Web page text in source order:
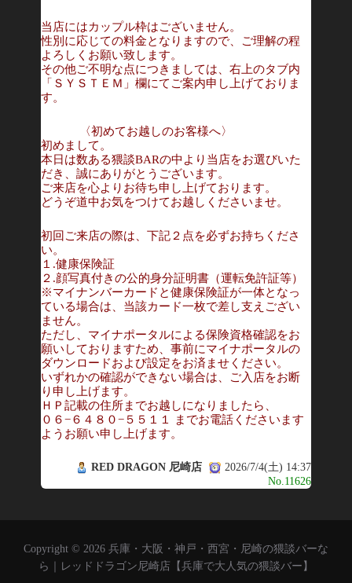
当店にはカップル枠はございません。
性別に応じての料金となりますので、ご理解の程
よろしくお願い致します。
その他ご不明な点につきましては、右上のタブ内
「ＳＹＳＴＥＭ」欄にてご案内申し上げておりま
す。
〈初めてお越しのお客様へ〉
初めまして。
本日は数ある猥談BARの中より当店をお選びいた
だき、誠にありがとうございます。
ご来店を心よりお待ち申し上げております。
どうぞ道中お気をつけてお越しくださいませ。
初回ご来店の際は、下記２点を必ずお持ちくださ
い。
１.健康保険証
２.顔写真付きの公的身分証明書（運転免許証等）
※マイナンバーカードと健康保険証が一体となっ
ている場合は、当該カード一枚で差し支えござい
ません。
ただし、マイナポータルによる保険資格確認をお
願いしておりますため、事前にマイナポータルの
ダウンロードおよび設定をお済ませください。
いずれかの確認ができない場合は、ご入店をお断
り申し上げます。
ＨＰ記載の住所までお越しになりましたら、
０６−６４８０−５５１１ までお電話くださいます
ようお願い申し上げます。
RED DRAGON 尼崎店
2026/7/4(土) 14:37
No.11626
Copyright © 2026 兵庫・大阪・神戸・西宮・尼崎の猥談バーな
ら｜レッドドラゴン尼崎店【兵庫で大人気の猥談バー】